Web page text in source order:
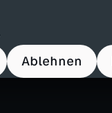
Ablehnen